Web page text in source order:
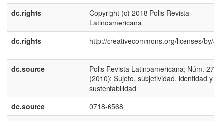
dc.rights
Copyright (c) 2018 Polis Revista
Latinoamericana
dc.rights
http://creativecommons.org/licenses/by/
dc.source
Polis Revista Latinoamericana; Núm. 27
(2010): Sujeto, subjetividad, identidad y
sustentabilidad
dc.source
0718-6568